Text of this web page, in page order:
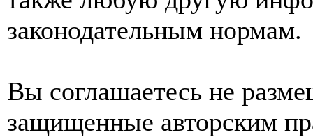
законодательным нормам.
Вы соглашаетесь не
защищенные авторским